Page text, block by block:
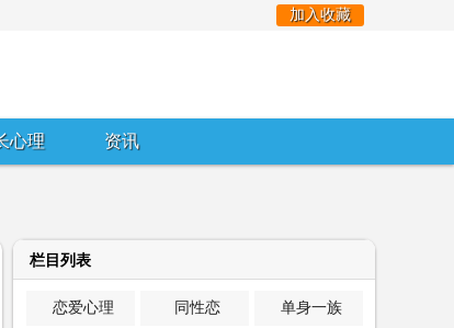
加入收藏
心理 资讯
栏目列表
恋爱心理 同性恋 单身一族